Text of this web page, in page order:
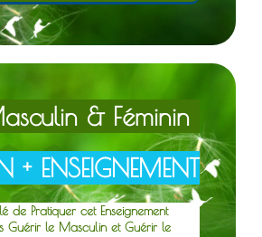
& Féminin
+ ENSEIGNEMENT
de Pratiquer cet Enseignement
Guérir le Masculin et Guérir le